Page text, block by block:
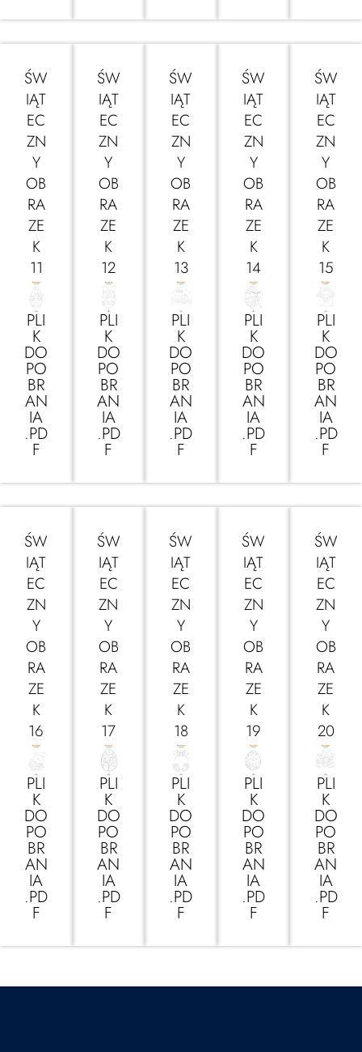
ŚW
IĄT
EC
ZN
Y
OB
RA
ZE
K
11
PLI
K
DO
PO
BR
AN
IA
.PD
F
ŚW
IĄT
EC
ZN
Y
OB
RA
ZE
K
12
PLI
K
DO
PO
BR
AN
IA
.PD
F
ŚW
IĄT
EC
ZN
Y
OB
RA
ZE
K
13
PLI
K
DO
PO
BR
AN
IA
.PD
F
ŚW
IĄT
EC
ZN
Y
OB
RA
ZE
K
14
PLI
K
DO
PO
BR
AN
IA
.PD
F
ŚW
IĄT
EC
ZN
Y
OB
RA
ZE
K
15
PLI
K
DO
PO
BR
AN
IA
.PD
F
ŚW
IĄT
EC
ZN
Y
OB
RA
ZE
K
16
PLI
K
DO
PO
BR
AN
IA
.PD
F
ŚW
IĄT
EC
ZN
Y
OB
RA
ZE
K
17
PLI
K
DO
PO
BR
AN
IA
.PD
F
ŚW
IĄT
EC
ZN
Y
OB
RA
ZE
K
18
PLI
K
DO
PO
BR
AN
IA
.PD
F
ŚW
IĄT
EC
ZN
Y
OB
RA
ZE
K
19
PLI
K
DO
PO
BR
AN
IA
.PD
F
ŚW
IĄT
EC
ZN
Y
OB
RA
ZE
K
20
PLI
K
DO
PO
BR
AN
IA
.PD
F